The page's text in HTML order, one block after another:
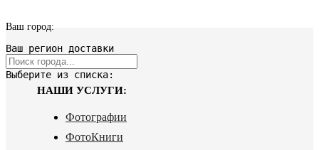
Ваш город:
Ваш регион доставки
Выберите из списка:
НАШИ УСЛУГИ:
Фотографии
ФотоКниги